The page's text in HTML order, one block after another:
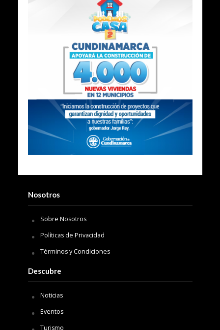
Nosotros
Sobre Nosotros
Políticas de Privacidad
Términos y Condiciones
Descubre
Noticias
Eventos
Turismo